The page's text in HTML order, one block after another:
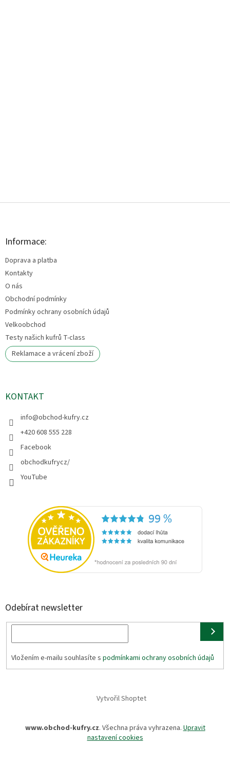
Z
Informace:
Doprava a platba
Kontakty
O nás
Obchodní podmínky
Podmínky ochrany osobních údajů
Velkoobchod
Testy našich kufrů T-class
Reklamace a vrácení zboží
KONTAKT
info@obchod-kufry.cz
+420 608 555 228
Facebook
obchodkufrycz/
YouTube
Odebírat newsletter
Vložením e-mailu souhlasíte s podmínkami ochrany osobních údajů
Vytvořil Shoptet
www.obchod-kufry.cz. Všechna práva vyhrazena. Upravit
nastavení cookies